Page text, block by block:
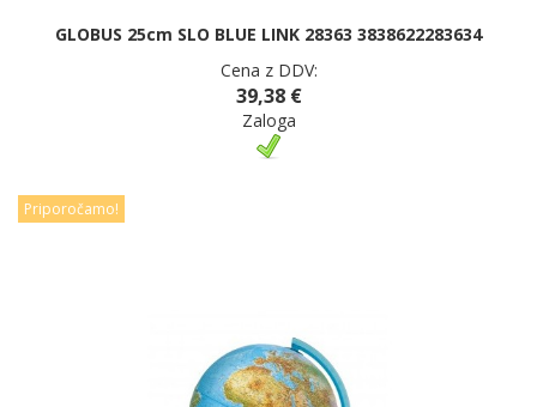
GLOBUS 25cm SLO BLUE LINK 28363 3838622283634
Cena z DDV:
39,38 €
Zaloga
Priporočamo!